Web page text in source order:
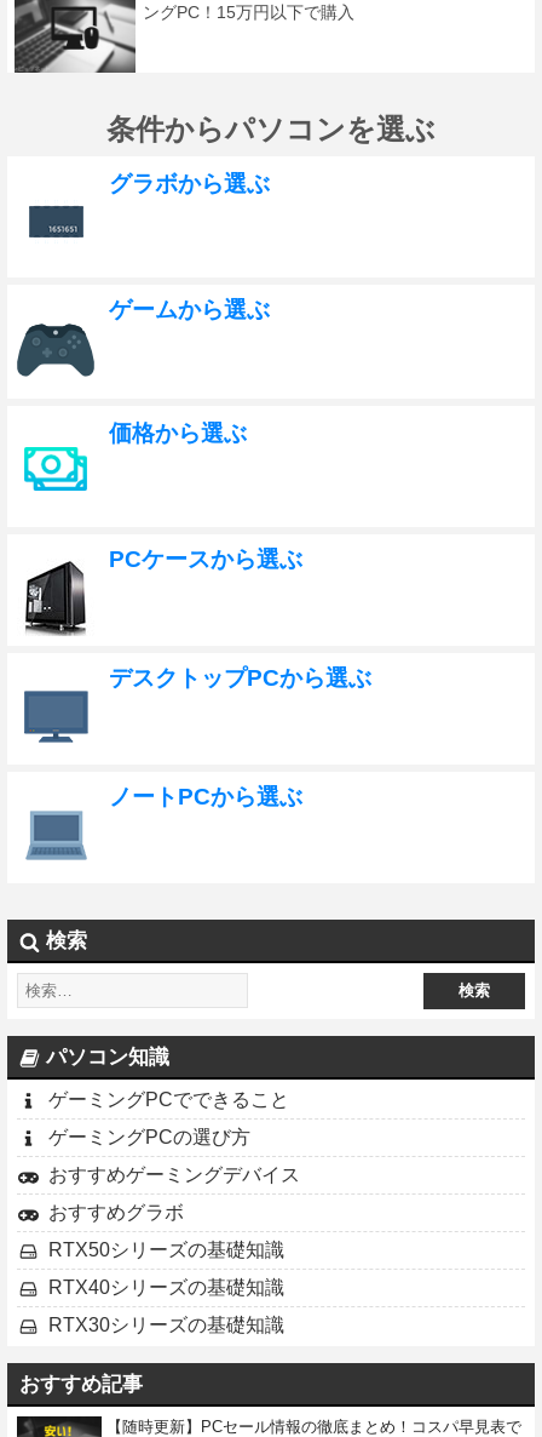
ングPC！15万円以下で購入
条件からパソコンを選ぶ
グラボから選ぶ
ゲームから選ぶ
価格から選ぶ
PCケースから選ぶ
デスクトップPCから選ぶ
ノートPCから選ぶ
検索
パソコン知識
ゲーミングPCでできること
ゲーミングPCの選び方
おすすめゲーミングデバイス
おすすめグラボ
RTX50シリーズの基礎知識
RTX40シリーズの基礎知識
RTX30シリーズの基礎知識
おすすめ記事
【随時更新】PCセール情報の徹底まとめ！コスパ早見表で